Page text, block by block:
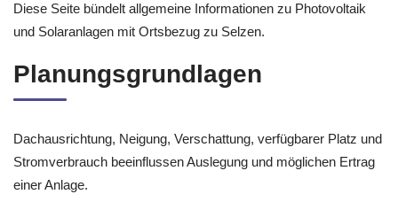
Diese Seite bündelt allgemeine Informationen zu Photovoltaik
und Solaranlagen mit Ortsbezug zu Selzen.
Planungsgrundlagen
Dachausrichtung, Neigung, Verschattung, verfügbarer Platz und
Stromverbrauch beeinflussen Auslegung und möglichen Ertrag
einer Anlage.